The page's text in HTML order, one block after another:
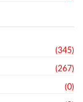
(345)
(267)
(0)